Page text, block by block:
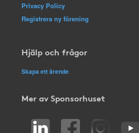
Privacy Policy
Registrera ny förening
Hjälp och frågor
Skapa ett ärende
Mer av Sponsorhuset